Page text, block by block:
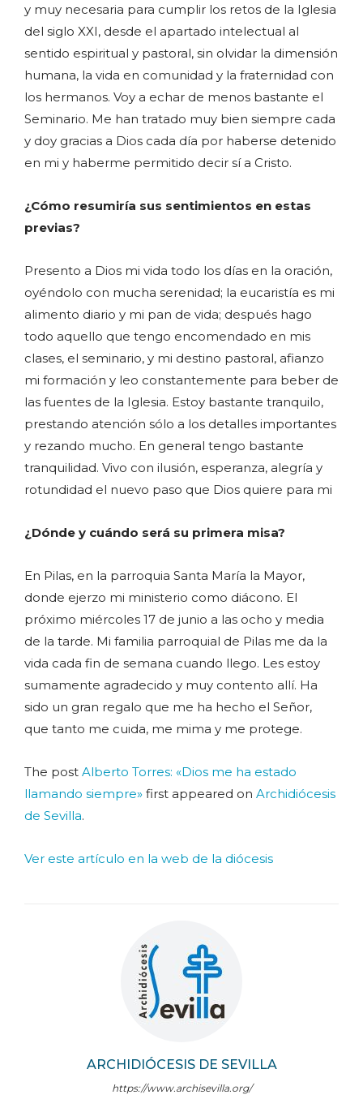
ARCHIDIÓCESIS DE SEVILLA
https://www.archisevilla.org/
y muy necesaria para cumplir los retos de la Iglesia
del siglo XXI, desde el apartado intelectual al
sentido espiritual y pastoral, sin olvidar la dimensión
humana, la vida en comunidad y la fraternidad con
los hermanos. Voy a echar de menos bastante el
Seminario. Me han tratado muy bien siempre cada
y doy gracias a Dios cada día por haberse detenido
en mi y haberme permitido decir sí a Cristo.
¿Cómo resumiría sus sentimientos en estas
previas?
Presento a Dios mi vida todo los días en la oración,
oyéndolo con mucha serenidad; la eucaristía es mi
alimento diario y mi pan de vida; después hago
todo aquello que tengo encomendado en mis
clases, el seminario, y mi destino pastoral, afianzo
mi formación y leo constantemente para beber de
las fuentes de la Iglesia. Estoy bastante tranquilo,
prestando atención sólo a los detalles importantes
y rezando mucho. En general tengo bastante
tranquilidad. Vivo con ilusión, esperanza, alegría y
rotundidad el nuevo paso que Dios quiere para mi
¿Dónde y cuándo será su primera misa?
En Pilas, en la parroquia Santa María la Mayor,
donde ejerzo mi ministerio como diácono. El
próximo miércoles 17 de junio a las ocho y media
de la tarde. Mi familia parroquial de Pilas me da la
vida cada fin de semana cuando llego. Les estoy
sumamente agradecido y muy contento allí. Ha
sido un gran regalo que me ha hecho el Señor,
que tanto me cuida, me mima y me protege.
The post Alberto Torres: «Dios me ha estado
llamando siempre» first appeared on Archidiócesis
de Sevilla.
Ver este artículo en la web de la diócesis